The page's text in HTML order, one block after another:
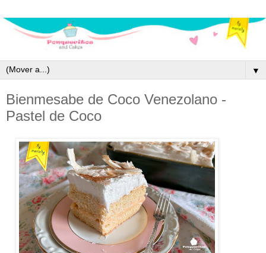
▼
Bienmesabe de Coco Venezolano -
Pastel de Coco